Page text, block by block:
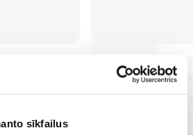
sīkfailus